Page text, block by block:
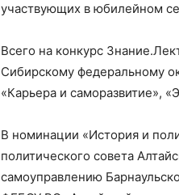
участвующих в юбилейном
Всего на конкурс
Сибирскому федеральному
«Карьера и саморазвитие»,
В номинации «История и
политического совета
самоуправлению